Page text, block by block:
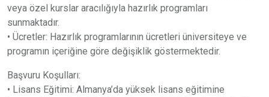
veya özel kurslar aracılığıyla hazırlık programları
sunmaktadır.
• Ücretler: Hazırlık programlarının ücretleri üniversiteye ve
programın içeriğine göre değişiklik göstermektedir.
Başvuru Koşulları:
• Lisans Eğitimi: Almanya’da yüksek lisans eğitimine